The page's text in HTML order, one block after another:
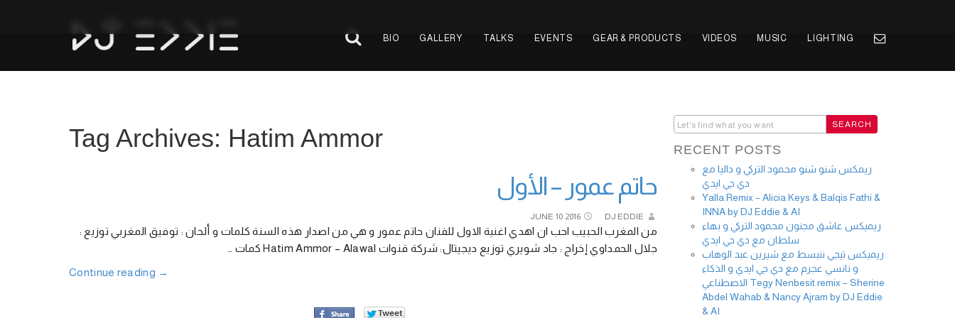
BIO GALLERY TALKS EVENTS GEAR & PRODUCTS VIDEOS MUSIC LIGHTING
Tag Archives: Hatim Ammor
حاتم عمور – الأول
JUNE 10 2016 DJ EDDIE
من المغرب الحبيب احب ان اهدي اغنية الاول للفنان حاتم عمور و هي من اصدار هذه السنة كلمات و ألحان : توفيق المغربي توزيع :
جلال الحمداوي إخراج : جاد شويري توزيع ديجيتال: شركة قنوات Hatim Ammor – Alawal كمات …
Continue reading →
RECENT POSTS
ريمكس شنو شنو محمود التركي و داليا مع
دي جي ايدي
Yalla Remix – Alicia Keys & Balqis Fathi &
INNA by DJ Eddie & AI
ريميكس عاشق مجنون محمود التركي و بهاء
سلطان مع دي جي ايدي
ريميكس تيجي ننبسط مع شيرين عبد الوهاب
و نانسي عجرم مع دي جي ايدي و الذكاء
الاصطناعي Tegy Nenbesit remix – Sherine
Abdel Wahab & Nancy Ajram by DJ Eddie
& AI